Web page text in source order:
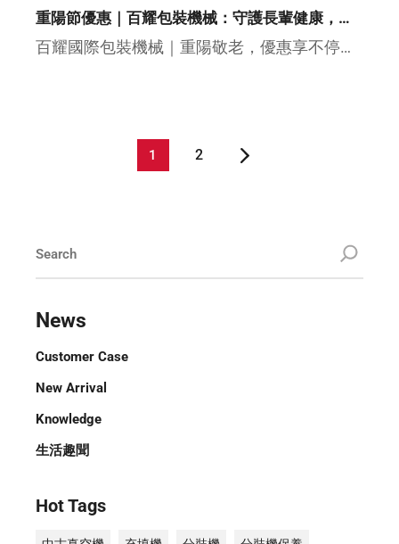
重陽節優惠｜百耀包裝機械：守護長輩健康，守護鮮味與品質
百耀國際包裝機械｜重陽敬老，優惠享不停！ 歲歲重陽，今又重陽。在感恩敬老的季節裡，百耀國際包裝機械與您一同關懷 […]
1 2
News
Customer Case
New Arrival
Knowledge
生活趣聞
Hot Tags